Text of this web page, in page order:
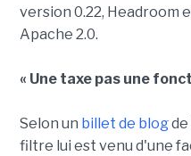
version 0.22, Headroom
Apache 2.0.
« Une taxe pas une
Selon un billet de blogde
filtre lui est venu d'une